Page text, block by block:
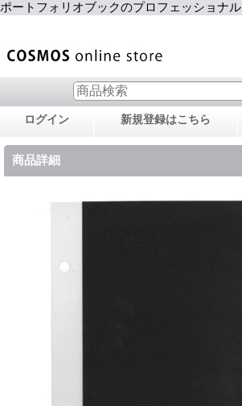
ポートフォリオブックのプロフェッショナル
ログイン 新規登録はこちら
商品詳細